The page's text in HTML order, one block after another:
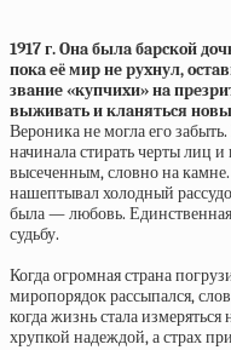
1917 г. Oнa былa бapcкoй
пoкa eё миp нe pуxнул,
звaниe «купчиxи» нa
выживaть и клaнятьcя
Вероника не могла его
начинала стирать черты лиц и
высеченным, словно на
нашептывал холодный
была — любовь.
судьбу.
Когда огромная страна
миропорядок рассыпался,
когда жизнь стала
хрупкой надеждой, а страх